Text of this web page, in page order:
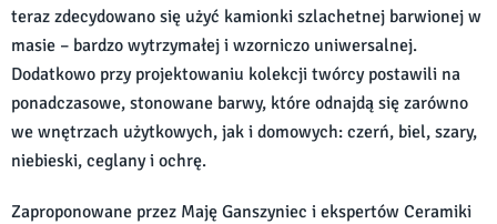
teraz zdecydowano się użyć kamionki szlachetnej barwionej w
masie – bardzo wytrzymałej i wzorniczo uniwersalnej.
Dodatkowo przy projektowaniu kolekcji twórcy postawili na
ponadczasowe, stonowane barwy, które odnajdą się zarówno
we wnętrzach użytkowych, jak i domowych: czerń, biel, szary,
niebieski, ceglany i ochrę.
Zaproponowane przez Maję Ganszyniec i ekspertów Ceramiki